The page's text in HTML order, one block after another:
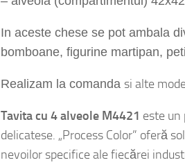
bomboane, figurine martipan,
delicatese. „Process Color” oferă
nevoilor specifice ale fiecărei